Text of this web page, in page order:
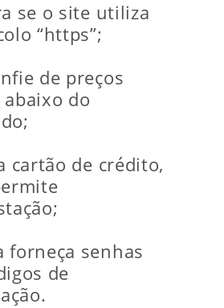
se o site utiliza
“https”;
de preços
do
cartão de crédito,
forneça senhas
de